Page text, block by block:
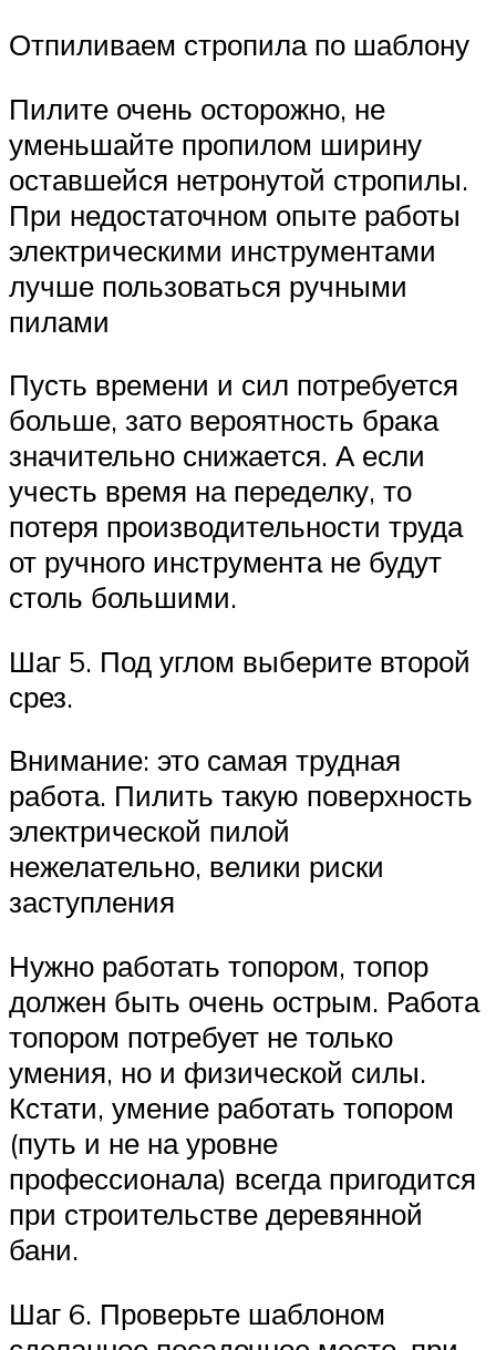
Отпиливаем стропила по шаблону
Пилите очень осторожно, не
уменьшайте пропилом ширину
оставшейся нетронутой стропилы.
При недостаточном опыте работы
электрическими инструментами
лучше пользоваться ручными
пилами
Пусть времени и сил потребуется
больше, зато вероятность брака
значительно снижается. А если
учесть время на переделку, то
потеря производительности труда
от ручного инструмента не будут
столь большими.
Шаг 5. Под углом выберите второй
срез.
Внимание: это самая трудная
работа. Пилить такую поверхность
электрической пилой
нежелательно, велики риски
заступления
Нужно работать топором, топор
должен быть очень острым. Работа
топором потребует не только
умения, но и физической силы.
Кстати, умение работать топором
(путь и не на уровне
профессионала) всегда пригодится
при строительстве деревянной
бани.
Шаг 6. Проверьте шаблоном